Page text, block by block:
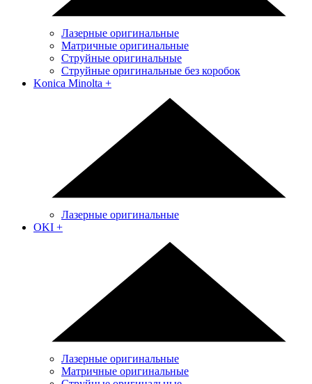
Лазерные оригинальные
Матричные оригинальные
Струйные оригинальные
Струйные оригинальные без коробок
Konica Minolta +
Лазерные оригинальные
OKI +
Лазерные оригинальные
Матричные оригинальные